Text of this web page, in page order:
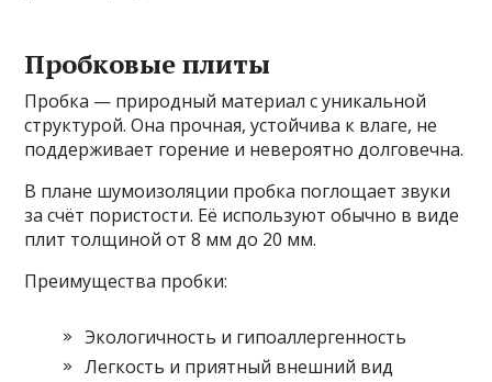
Пробковые плиты
Пробка — природный материал с уникальной
структурой. Она прочная, устойчива к влаге, не
поддерживает горение и невероятно долговечна.
В плане шумоизоляции пробка поглощает звуки
за счёт пористости. Её используют обычно в виде
плит толщиной от 8 мм до 20 мм.
Преимущества пробки:
Экологичность и гипоаллергенность
Легкость и приятный внешний вид